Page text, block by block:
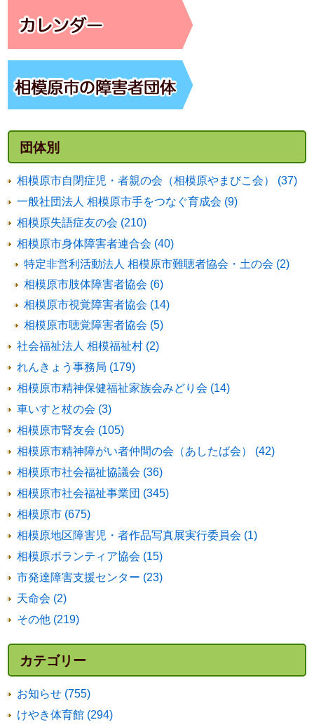
団体別
相模原市自閉症児・者親の会（相模原やまびこ会） (37)
一般社団法人 相模原市手をつなぐ育成会 (9)
相模原失語症友の会 (210)
相模原市身体障害者連合会 (40)
特定非営利活動法人 相模原市難聴者協会・土の会 (2)
相模原市肢体障害者協会 (6)
相模原市視覚障害者協会 (14)
相模原市聴覚障害者協会 (5)
社会福祉法人 相模福祉村 (2)
れんきょう事務局 (179)
相模原市精神保健福祉家族会みどり会 (14)
車いすと杖の会 (3)
相模原市腎友会 (105)
相模原市精神障がい者仲間の会（あしたば会） (42)
相模原市社会福祉協議会 (36)
相模原市社会福祉事業団 (345)
相模原市 (675)
相模原地区障害児・者作品写真展実行委員会 (1)
相模原ボランティア協会 (15)
市発達障害支援センター (23)
天命会 (2)
その他 (219)
カテゴリー
お知らせ (755)
けやき体育館 (294)